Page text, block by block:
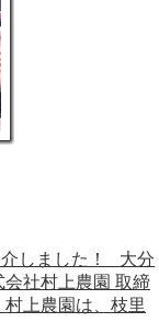
介しました！ 大分
社村上農園 取締
上農園は、枝里